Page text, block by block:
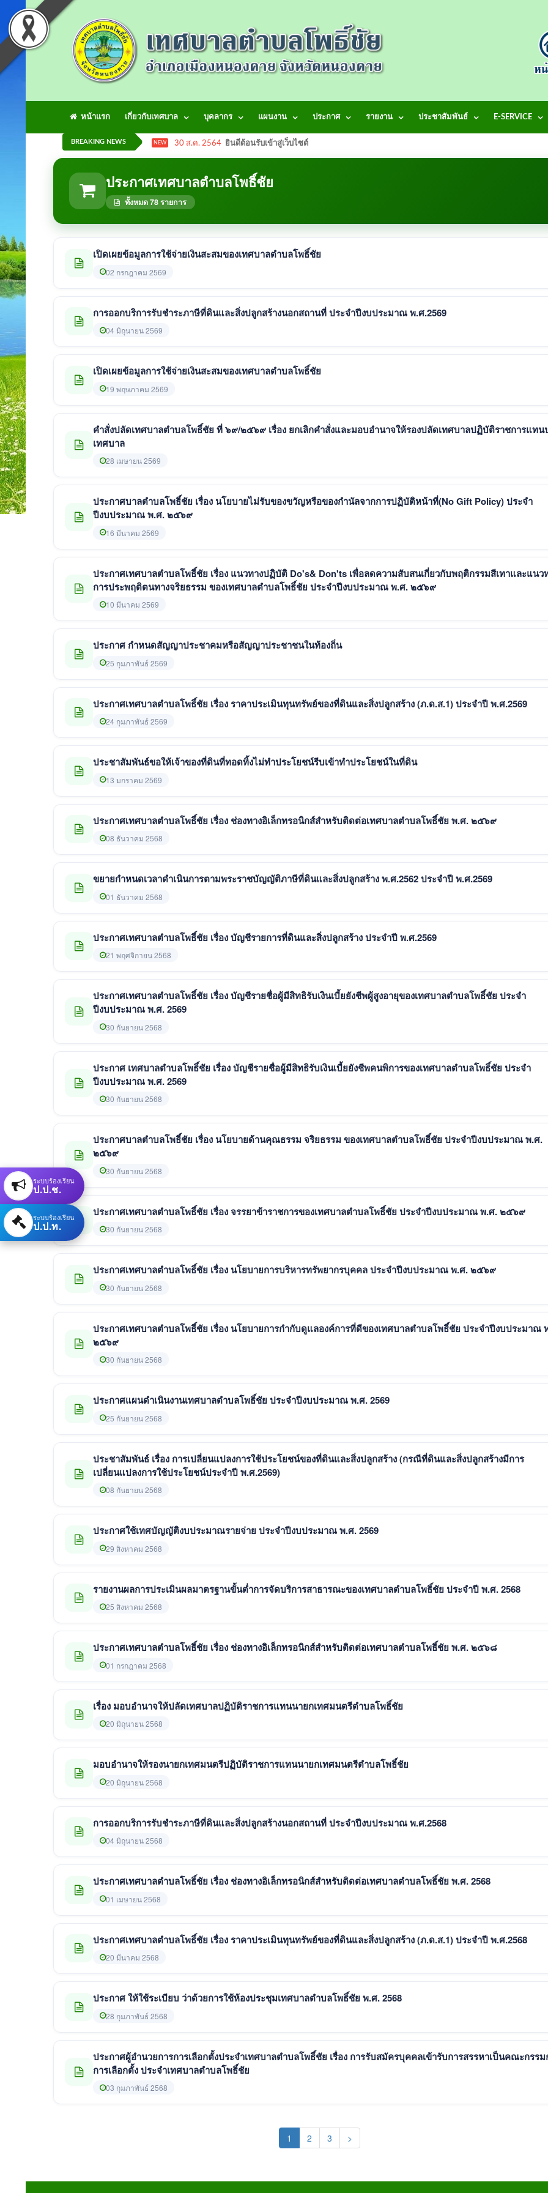
หน้าแรก เกี่ยวกับเทศบาล บุคลากร แผนงาน ประกาศ รายงาน ประชาสัมพันธ์ E-SERVICE
BREAKING NEWS NEW 30 ส.ค. 2564 ยินดีต้อนรับเข้าสู่เว็บไซต์ เทศบาลตำบลโพธิ์ชัย
ประกาศเทศบาลตำบลโพธิ์ชัย
ทั้งหมด 78 รายการ
เปิดเผยข้อมูลการใช้จ่ายเงินสะสมของเทศบาลตำบลโพธิ์ชัย
02 กรกฎาคม 2569
การออกบริการรับชำระภาษีที่ดินและสิ่งปลูกสร้างนอกสถานที่ ประจำปีงบประมาณ พ.ศ.2569
04 มิถุนายน 2569
เปิดเผยข้อมูลการใช้จ่ายเงินสะสมของเทศบาลตำบลโพธิ์ชัย
19 พฤษภาคม 2569
คำสั่งปลัดเทศบาลตำบลโพธิ์ชัย ที่ ๖๙/๒๕๖๙ เรื่อง ยกเลิกคำสั่งและมอบอำนาจให้รองปลัดเทศบาลปฏิบัติราชการแท
เทศบาล
28 เมษายน 2569
ประกาศบาลตำบลโพธิ์ชัย เรื่อง นโยบายไม่รับของขวัญหรือของกำนัลจากการปฏิบัติหน้าที่(No Gift Policy) ประจำ
ปีงบประมาณ พ.ศ. ๒๕๖๙
16 มีนาคม 2569
ประกาศเทศบาลตำบลโพธิ์ชัย เรื่อง แนวทางปฏิบัติ Do's& Don'ts เพื่อลดความสับสนเกี่ยวกับพฤติกรรมสีเทาและแนว
การประพฤติตนทางจริยธรรม ของเทศบาลตำบลโพธิ์ชัย ประจำปีงบประมาณ พ.ศ. ๒๕๖๙
10 มีนาคม 2569
ประกาศ กำหนดสัญญาประชาคมหรือสัญญาประชาชนในท้องถิ่น
25 กุมภาพันธ์ 2569
ประกาศเทศบาลตำบลโพธิ์ชัย เรื่อง ราคาประเมินทุนทรัพย์ของที่ดินและสิ่งปลูกสร้าง (ภ.ด.ส.1) ประจำปี พ.ศ.2569
24 กุมภาพันธ์ 2569
ประชาสัมพันธ์ขอให้เจ้าของที่ดินที่ทอดทิ้งไม่ทำประโยชน์รีบเข้าทำประโยชน์ในที่ดิน
13 มกราคม 2569
ประกาศเทศบาลตำบลโพธิ์ชัย เรื่อง ช่องทางอิเล็กทรอนิกส์สำหรับติดต่อเทศบาลตำบลโพธิ์ชัย พ.ศ. ๒๕๖๙
08 ธันวาคม 2568
ขยายกำหนดเวลาดำเนินการตามพระราชบัญญัติภาษีที่ดินและสิ่งปลูกสร้าง พ.ศ.2562 ประจำปี พ.ศ.2569
01 ธันวาคม 2568
ประกาศเทศบาลตำบลโพธิ์ชัย เรื่อง บัญชีรายการที่ดินและสิ่งปลูกสร้าง ประจำปี พ.ศ.2569
21 พฤศจิกายน 2568
ประกาศเทศบาลตำบลโพธิ์ชัย เรื่อง บัญชีรายชื่อผู้มีสิทธิรับเงินเบี้ยยังชีพผู้สูงอายุของเทศบาลตำบลโพธิ์ชัย ประจำ
ปีงบประมาณ พ.ศ. 2569
30 กันยายน 2568
ประกาศ เทศบาลตำบลโพธิ์ชัย เรื่อง บัญชีรายชื่อผู้มีสิทธิรับเงินเบี้ยยังชีพคนพิการของเทศบาลตำบลโพธิ์ชัย ประจำ
ปีงบประมาณ พ.ศ. 2569
30 กันยายน 2568
ประกาศบาลตำบลโพธิ์ชัย เรื่อง นโยบายด้านคุณธรรม จริยธรรม ของเทศบาลตำบลโพธิ์ชัย ประจำปีงบประมาณ พ.ศ.
๒๕๖๙
30 กันยายน 2568
ประกาศเทศบาลตำบลโพธิ์ชัย เรื่อง จรรยาข้าราชการของเทศบาลตำบลโพธิ์ชัย ประจำปีงบประมาณ พ.ศ. ๒๕๖๙
30 กันยายน 2568
ประกาศเทศบาลตำบลโพธิ์ชัย เรื่อง นโยบายการบริหารทรัพยากรบุคคล ประจำปีงบประมาณ พ.ศ. ๒๕๖๙
30 กันยายน 2568
ประกาศเทศบาลตำบลโพธิ์ชัย เรื่อง นโยบายการกำกับดูแลองค์การที่ดีของเทศบาลตำบลโพธิ์ชัย ประจำปีงบประมาณ
๒๕๖๙
30 กันยายน 2568
ประกาศแผนดำเนินงานเทศบาลตำบลโพธิ์ชัย ประจำปีงบประมาณ พ.ศ. 2569
25 กันยายน 2568
ประชาสัมพันธ์ เรื่อง การเปลี่ยนแปลงการใช้ประโยชน์ของที่ดินและสิ่งปลูกสร้าง (กรณีที่ดินและสิ่งปลูกสร้างมีการ
เปลี่ยนแปลงการใช้ประโยชน์ประจำปี พ.ศ.2569)
08 กันยายน 2568
ประกาศใช้เทศบัญญัติงบประมาณรายจ่าย ประจำปีงบประมาณ พ.ศ. 2569
29 สิงหาคม 2568
รายงานผลการประเมินผลมาตรฐานขั้นต่ำการจัดบริการสาธารณะของเทศบาลตำบลโพธิ์ชัย ประจำปี พ.ศ. 2568
25 สิงหาคม 2568
ประกาศเทศบาลตำบลโพธิ์ชัย เรื่อง ช่องทางอิเล็กทรอนิกส์สำหรับติดต่อเทศบาลตำบลโพธิ์ชัย พ.ศ. ๒๕๖๘
01 กรกฎาคม 2568
เรื่อง มอบอำนาจให้ปลัดเทศบาลปฏิบัติราชการแทนนายกเทศมนตรีตำบลโพธิ์ชัย
20 มิถุนายน 2568
มอบอำนาจให้รองนายกเทศมนตรีปฏิบัติราชการแทนนายกเทศมนตรีตำบลโพธิ์ชัย
20 มิถุนายน 2568
การออกบริการรับชำระภาษีที่ดินและสิ่งปลูกสร้างนอกสถานที่ ประจำปีงบประมาณ พ.ศ.2568
04 มิถุนายน 2568
ประกาศเทศบาลตำบลโพธิ์ชัย เรื่อง ช่องทางอิเล็กทรอนิกส์สำหรับติดต่อเทศบาลตำบลโพธิ์ชัย พ.ศ. 2568
01 เมษายน 2568
ประกาศเทศบาลตำบลโพธิ์ชัย เรื่อง ราคาประเมินทุนทรัพย์ของที่ดินและสิ่งปลูกสร้าง (ภ.ด.ส.1) ประจำปี พ.ศ.2568
20 มีนาคม 2568
ประกาศ ให้ใช้ระเบียบ ว่าด้วยการใช้ห้องประชุมเทศบาลตำบลโพธิ์ชัย พ.ศ. 2568
28 กุมภาพันธ์ 2568
ประกาศผู้อำนวยการการเลือกตั้งประจำเทศบาลตำบลโพธิ์ชัย เรื่อง การรับสมัครบุคคลเข้ารับการสรรหาเป็นคณะกรรม
การเลือกตั้ง ประจำเทศบาลตำบลโพธิ์ชัย
03 กุมภาพันธ์ 2568
1 (current)
2 3 >
ระบบร้องเรียน
ป.ป.ช.
ระบบร้องเรียน
ป.ป.ท.